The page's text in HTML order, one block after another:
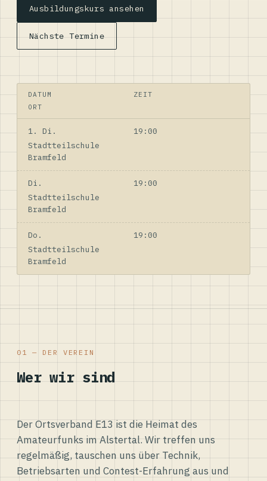
Ausbildungskurs ansehen
Nächste Termine
DATUM
ZEIT
ORT
1. Di.
19:00
Stadtteilschule
Bramfeld
Di.
19:00
Stadtteilschule
Bramfeld
Do.
19:00
Stadtteilschule
Bramfeld
01 — DER VEREIN
Wer wir sind
Der Ortsverband E13 ist die Heimat des
Amateurfunks im Alstertal. Wir treffen uns
regelmäßig, tauschen uns über Technik,
Betriebsarten und Contest-Erfahrung aus und